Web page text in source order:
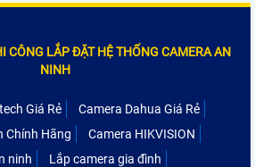
CÔNG LẮP ĐẶT HỆ THỐNG CAMERA AN
NINH
Giá Rẻ
Camera Dahua Giá Rẻ
Chính Hãng
Camera HIKVISION
ninh
Lắp camera gia đình